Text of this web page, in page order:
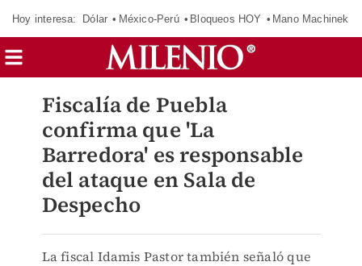
Hoy interesa: Dólar México-Perú Bloqueos HOY Mano Machinek
Fiscalía de Puebla
confirma que 'La
Barredora' es responsable
del ataque en Sala de
Despecho
La fiscal Idamis Pastor también señaló que